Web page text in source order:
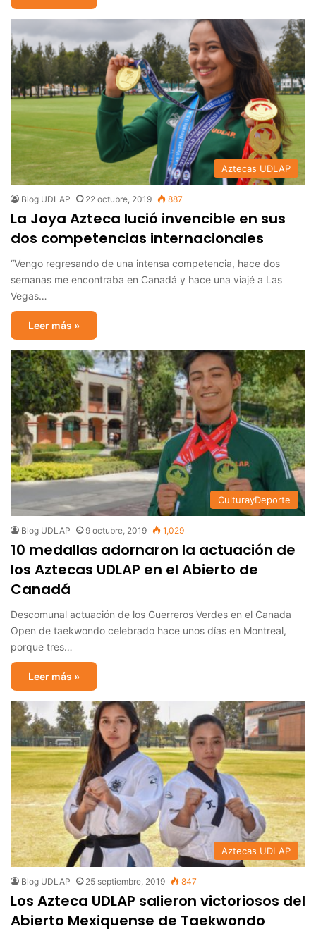
Aztecas UDLAP
Blog UDLAP 22 octubre, 2019 887
La Joya Azteca lució invencible en sus
dos competencias internacionales
“Vengo regresando de una intensa competencia, hace dos
semanas me encontraba en Canadá y hace una viajé a Las
Vegas…
Leer más »
CulturayDeporte
Blog UDLAP 9 octubre, 2019 1,029
10 medallas adornaron la actuación de
los Aztecas UDLAP en el Abierto de
Canadá
Descomunal actuación de los Guerreros Verdes en el Canada
Open de taekwondo celebrado hace unos días en Montreal,
porque tres…
Leer más »
Aztecas UDLAP
Blog UDLAP 25 septiembre, 2019 847
Los Azteca UDLAP salieron victoriosos del
Abierto Mexiquense de Taekwondo